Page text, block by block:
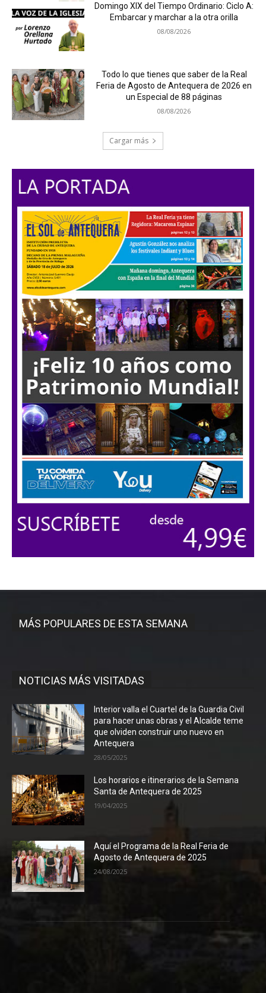
Domingo XIX del Tiempo Ordinario: Ciclo A:
Embarcar y marchar a la otra orilla
08/08/2026
Todo lo que tienes que saber de la Real
Feria de Agosto de Antequera de 2026 en
un Especial de 88 páginas
08/08/2026
Cargar más
MÁS POPULARES DE ESTA SEMANA
NOTICIAS MÁS VISITADAS
Interior valla el Cuartel de la Guardia Civil
para hacer unas obras y el Alcalde teme
que olviden construir uno nuevo en
Antequera
28/05/2025
Los horarios e itinerarios de la Semana
Santa de Antequera de 2025
19/04/2025
Aquí el Programa de la Real Feria de
Agosto de Antequera de 2025
24/08/2025